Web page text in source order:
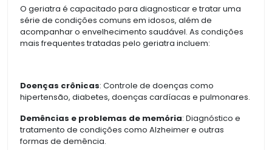
O geriatra é capacitado para diagnosticar e tratar uma
série de condições comuns em idosos, além de
acompanhar o envelhecimento saudável. As condições
mais frequentes tratadas pelo geriatra incluem:
Doenças crônicas: Controle de doenças como
hipertensão, diabetes, doenças cardíacas e pulmonares.
Demências e problemas de memória: Diagnóstico e
tratamento de condições como Alzheimer e outras
formas de demência.